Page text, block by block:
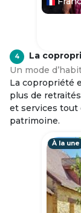
4
La
Un mode
La copropriété
plus de
et services tout
patrimoine.
À la une